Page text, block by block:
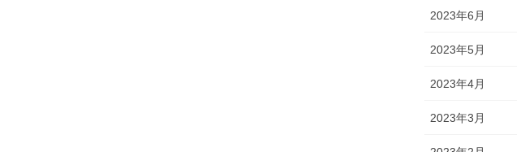
2023年6月
2023年5月
2023年4月
2023年3月